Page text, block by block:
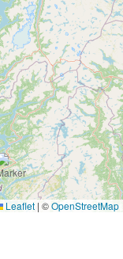
Leaflet | ©OpenStreetMap